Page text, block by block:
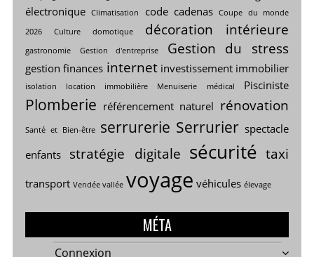
électronique Climatisation code cadenas Coupe du monde
2026
Culture domotique décoration intérieure
gastronomie Gestion d'entreprise Gestion du stress
gestion finances internet investissement immobilier
isolation location immobilière Menuiserie médical Pisciniste
Plomberie référencement naturel rénovation
Santé et Bien-être serrurerie Serrurier spectacle
enfants
stratégie digitale sécurité taxi
transport Vendée vallée voyage véhicules élevage
MÉTA
Connexion